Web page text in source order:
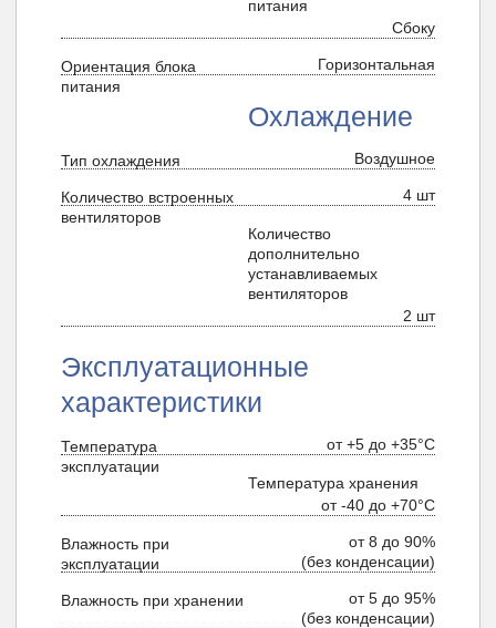
питания
Сбоку
Ориентация блока
питания
Горизонтальная
Охлаждение
Тип охлаждения Воздушное
Количество встроенных
вентиляторов
4 шт
Количество
дополнительно
устанавливаемых
вентиляторов
2 шт
Эксплуатационные
характеристики
Температура
эксплуатации
от +5 до +35°С
Температура хранения
от -40 до +70°С
Влажность при
эксплуатации
от 8 до 90%
(без конденсации)
Влажность при хранении
от 5 до 95%
(без конденсации)